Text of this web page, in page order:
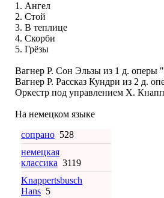
1. Ангел
2. Стой
3. В теплице
4. Скорби
5. Грёзы
Вагнер Р. Сон Эльзы из 1 д. оперы
Вагнер Р. Рассказ Кундри из 2 д.
Оркестр под управлением Х.
На немецком языке
сопрано 528
немецкая
классика 3119
Knappertsbusch
Hans 5